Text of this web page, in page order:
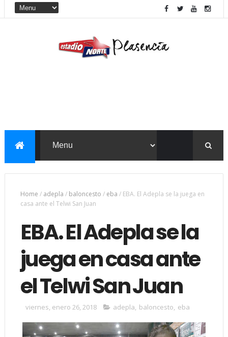
Home / adepla / baloncesto / eba / EBA. El Adepla se la juega en
casa ante el Telwi San Juan
EBA. El Adepla se la
juega en casa ante
el Telwi San Juan
viernes, enero 26, 2018 adepla, baloncesto, eba